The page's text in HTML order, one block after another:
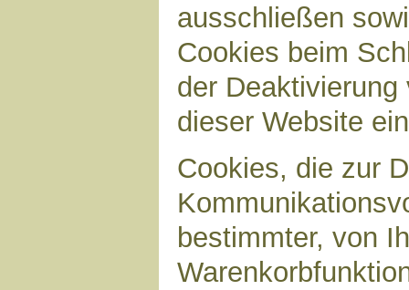
ausschließen
Cookies beim
der
dieser Website
Cookies, die zur
bestimmter, von